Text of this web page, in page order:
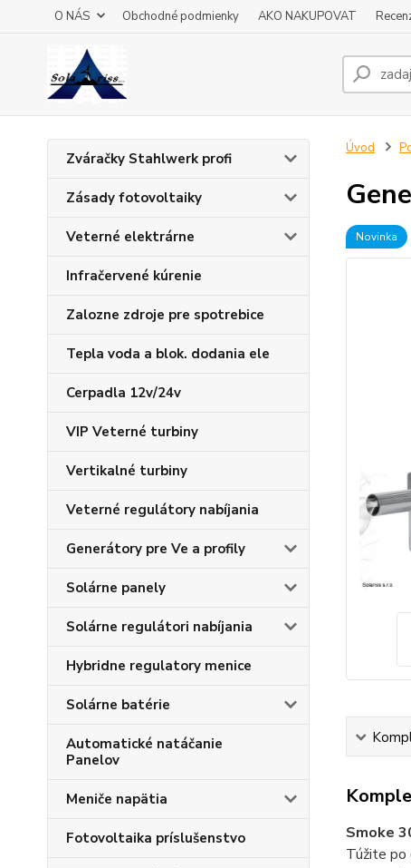
O NÁS Obchodné podmienky AKO NAKUPOVAT
Zváračky Stahlwerk profi
Zásady fotovoltaiky
Veterné elektrárne
Infračervené kúrenie
Zalozne zdroje pre spotrebice
Tepla voda a blok. dodania ele
Cerpadla 12v/24v
VIP Veterné turbiny
Vertikalné turbiny
Veterné regulátory nabíjania
Generátory pre Ve a profily
Solárne panely
Solárne regulátori nabíjania
Hybridne regulatory menice
Solárne batérie
Automatické natáčanie
Panelov
Meniče napätia
Fotovoltaika príslušenstvo
Úvod
Novinka
Smoke
Túžite po